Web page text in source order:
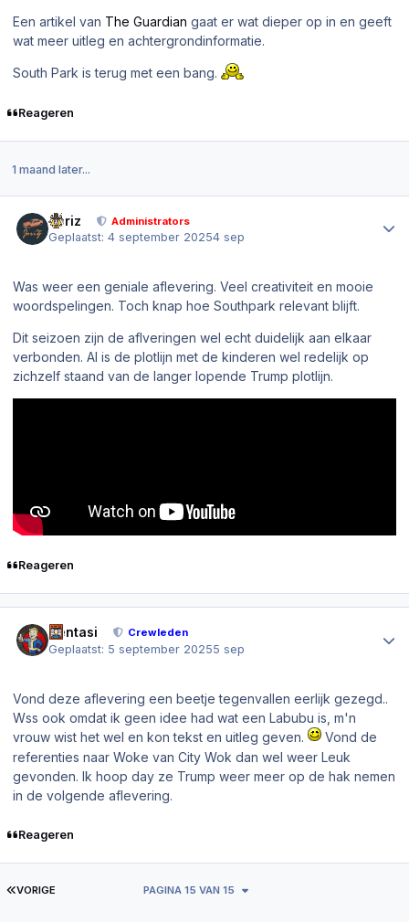
Een artikel van The Guardian gaat er wat dieper op in en geeft
wat meer uitleg en achtergrondinformatie.
South Park is terug met een bang.
Reageren
1 maand later...
Joriz Administrators
Geplaatst:4 september 20254 sep
Was weer een geniale aflevering. Veel creativiteit en mooie
woordspelingen. Toch knap hoe Southpark relevant blijft.
Dit seizoen zijn de aflveringen wel echt duidelijk aan elkaar
verbonden. Al is de plotlijn met de kinderen wel redelijk op
zichzelf staand van de langer lopende Trump plotlijn.
Reageren
Sentasi Crewleden
Geplaatst: 5 september 20255 sep
Vond deze aflevering een beetje tegenvallen eerlijk gezegd..
Wss ook omdat ik geen idee had wat een Labubu is, m'n
vrouw wist het wel en kon tekst en uitleg geven.
Vond de
referenties naar Woke van City Wok dan wel weer Leuk
gevonden. Ik hoop day ze Trump weer meer op de hak nemen
in de volgende aflevering.
Reageren
EERSTE PAGINA
VORIGE PAGINA 15 VAN 15